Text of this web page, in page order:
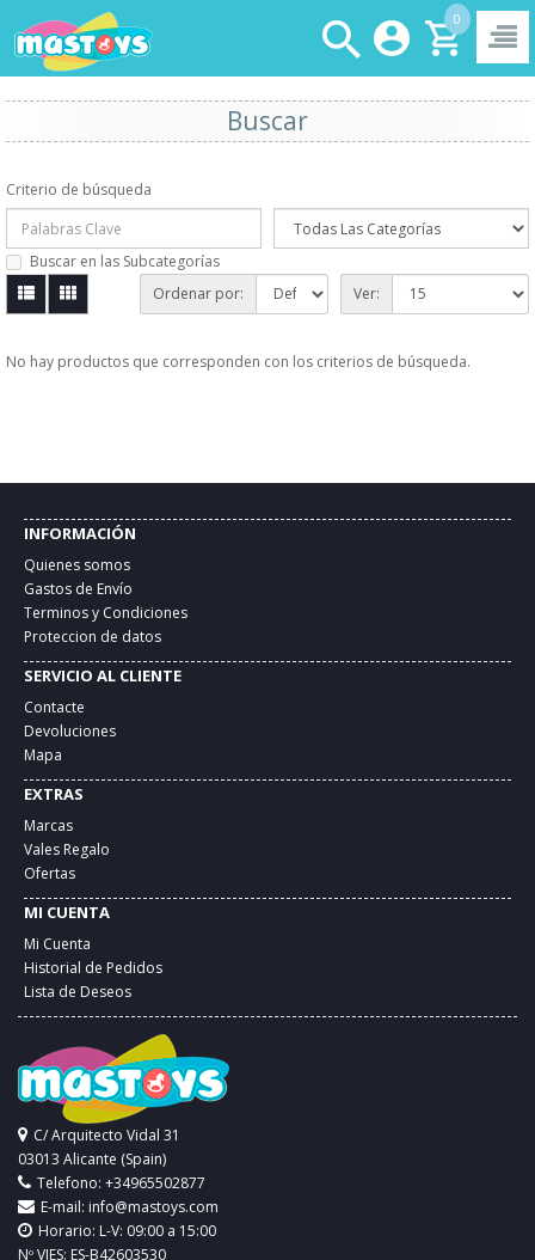
0
Buscar
Criterio de búsqueda
Buscar en las Subcategorías
Ordenar por:
Ver:
No hay productos que corresponden con los criterios de búsqueda.
INFORMACIÓN
Quienes somos
Gastos de Envío
Terminos y Condiciones
Proteccion de datos
SERVICIO AL CLIENTE
Contacte
Devoluciones
Mapa
EXTRAS
Marcas
Vales Regalo
Ofertas
MI CUENTA
Mi Cuenta
Historial de Pedidos
Lista de Deseos
C/ Arquitecto Vidal 31
03013 Alicante (Spain)
Telefono: +34965502877
E-mail: info@mastoys.com
Horario: L-V: 09:00 a 15:00
Nº VIES: ES-B42603530